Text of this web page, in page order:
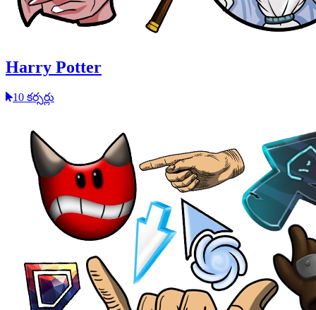
Harry Potter
10 కర్సర్లు